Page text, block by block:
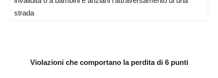
strada
Violazioni che comportano la perdita di 6 punti